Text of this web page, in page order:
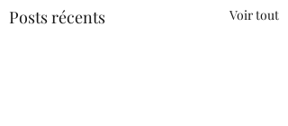
Posts récents Voir tout